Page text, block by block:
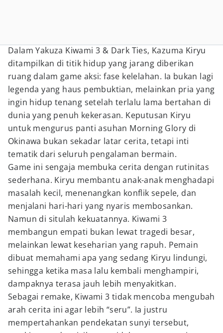
Dalam Yakuza Kiwami 3 & Dark Ties, Kazuma Kiryu
ditampilkan di titik hidup yang jarang diberikan
ruang dalam game aksi: fase kelelahan. Ia bukan lagi
legenda yang haus pembuktian, melainkan pria yang
ingin hidup tenang setelah terlalu lama bertahan di
dunia yang penuh kekerasan. Keputusan Kiryu
untuk mengurus panti asuhan Morning Glory di
Okinawa bukan sekadar latar cerita, tetapi inti
tematik dari seluruh pengalaman bermain.
Game ini sengaja membuka cerita dengan rutinitas
sederhana. Kiryu membantu anak-anak menghadapi
masalah kecil, menenangkan konflik sepele, dan
menjalani hari-hari yang nyaris membosankan.
Namun di situlah kekuatannya. Kiwami 3
membangun empati bukan lewat tragedi besar,
melainkan lewat keseharian yang rapuh. Pemain
dibuat memahami apa yang sedang Kiryu lindungi,
sehingga ketika masa lalu kembali menghampiri,
dampaknya terasa jauh lebih menyakitkan.
Sebagai remake, Kiwami 3 tidak mencoba mengubah
arah cerita ini agar lebih “seru”. Ia justru
mempertahankan pendekatan sunyi tersebut,